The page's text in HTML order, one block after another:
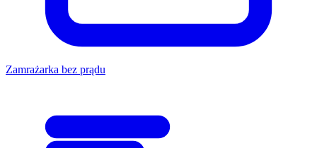
Zamrażarka bez prądu